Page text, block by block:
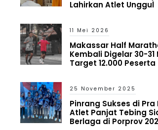
Lahirkan Atlet Unggul
11 Mei 2026
Makassar Half
Kembali Digelar 30-31
Target 12.000 Peserta
25 November 2025
Pinrang Sukses di Pra
Atlet Panjat Tebing
Berlaga di Porprov